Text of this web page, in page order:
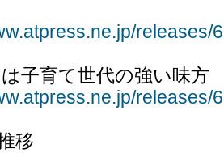
releases/
子育て世代の強い味方
releases/
移